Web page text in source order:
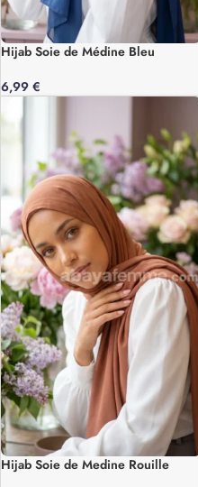
Hijab Soie de Médine Bleu
6,99 €
Hijab Soie de Medine Rouille